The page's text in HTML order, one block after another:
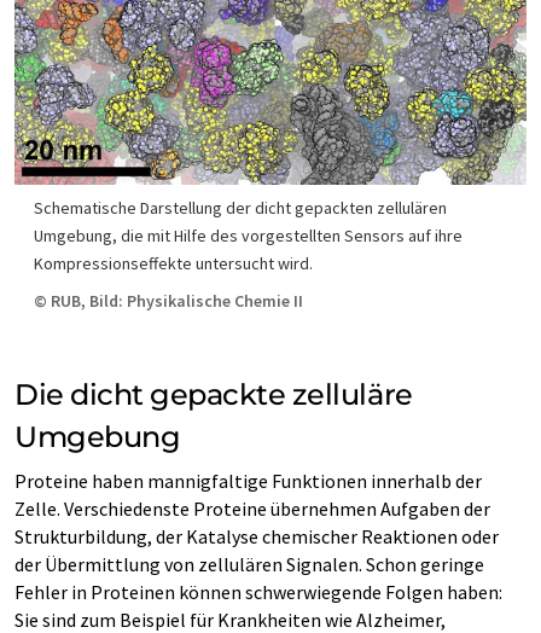
Schematische Darstellung der dicht gepackten zellulären
Umgebung, die mit Hilfe des vorgestellten Sensors auf ihre
Kompressionseffekte untersucht wird.
© RUB, Bild: Physikalische Chemie II
Die dicht gepackte zelluläre
Umgebung
Proteine haben mannigfaltige Funktionen innerhalb der
Zelle. Verschiedenste Proteine übernehmen Aufgaben der
Strukturbildung, der Katalyse chemischer Reaktionen oder
der Übermittlung von zellulären Signalen. Schon geringe
Fehler in Proteinen können schwerwiegende Folgen haben:
Sie sind zum Beispiel für Krankheiten wie Alzheimer,